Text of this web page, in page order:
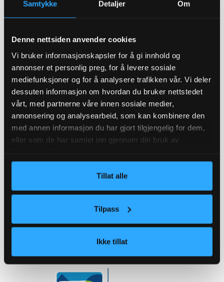
Samtykke Detaljer Om
Denne nettsiden anvender cookies
Vi bruker informasjonskapsler for å gi innhold og
annonser et personlig preg, for å levere sosiale
mediefunksjoner og for å analysere trafikken vår. Vi deler
dessuten informasjon om hvordan du bruker nettstedet
vårt, med partnerne våre innen sosiale medier,
annonsering og analysearbeid, som kan kombinere den
med annen informasjon du har gjort tilgjengelig for dem,
eller som de har samlet inn gjennom din bruk av
Tillat alle
Tilpass
Ikke tillat
oss. Vi vil ikke dele eller selge e-postadressen din til andre.